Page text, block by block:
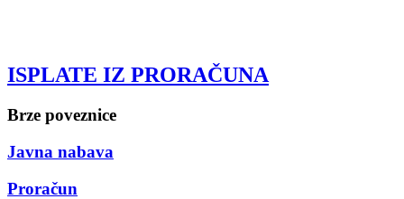
ISPLATE IZ PRORAČUNA
Brze poveznice
Javna nabava
Proračun